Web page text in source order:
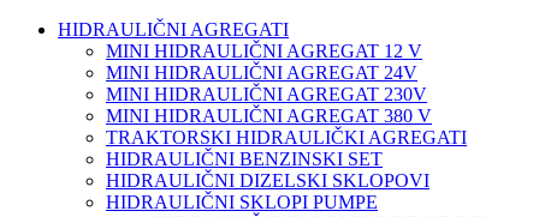
HIDRAULIČNI AGREGATI
MINI HIDRAULIČNI AGREGAT 12 V
MINI HIDRAULIČNI AGREGAT 24V
MINI HIDRAULIČNI AGREGAT 230V
MINI HIDRAULIČNI AGREGAT 380 V
TRAKTORSKI HIDRAULIČKI AGREGATI
HIDRAULIČNI BENZINSKI SET
HIDRAULIČNI DIZELSKI SKLOPOVI
HIDRAULIČNI SKLOPI PUMPE